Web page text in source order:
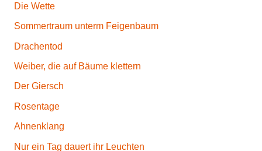
Die Wette
Sommertraum unterm Feigenbaum
Drachentod
Weiber, die auf Bäume klettern
Der Giersch
Rosentage
Ahnenklang
Nur ein Tag dauert ihr Leuchten